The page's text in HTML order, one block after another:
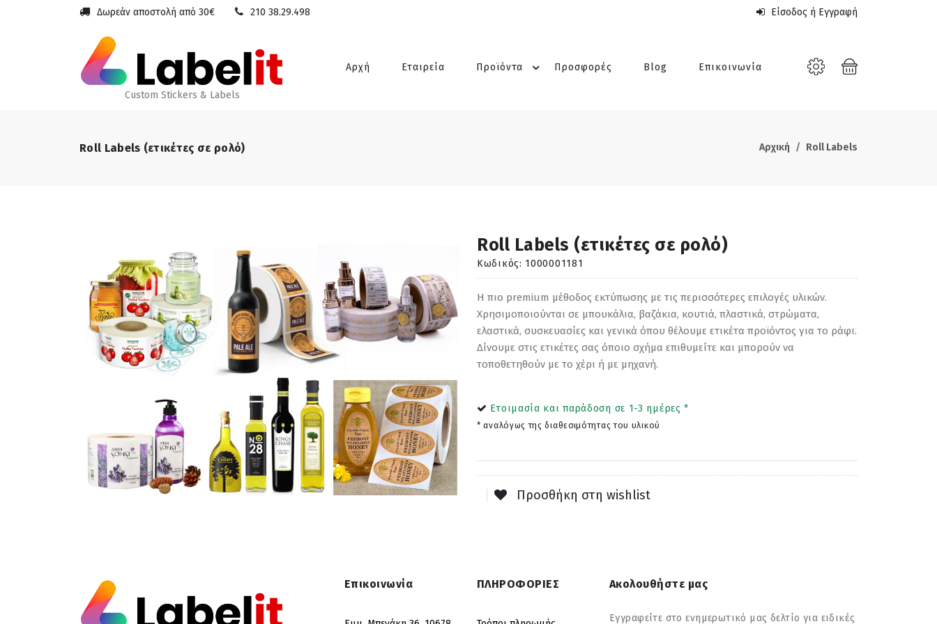
Δωρεάν αποστολή από 30€ 210 38.29.498 Είσοδος ή Εγγραφή
Custom Stickers & Labels
Αρχή Εταιρεία Προϊόντα Προσφορές Blog Επικοινωνία
Roll Labels (ετικέτες σε ρολό) Αρχική Roll Labels
Roll Labels (ετικέτες σε ρολό)
Κωδικός: 1000001181
Η πιο premium μέθοδος εκτύπωσης με τις περισσότερες επιλογές υλικών.
Χρησιμοποιούνται σε μπουκάλια, βαζάκια, κουτιά, πλαστικά, στρώματα,
ελαστικά, συσκευασίες και γενικά όπου θέλουμε ετικέτα προϊόντος για το ράφι.
Δίνουμε στις ετικέτες σας όποιο σχήμα επιθυμείτε και μπορούν να
τοποθετηθούν με το χέρι ή με μηχανή.
Ετοιμασία και παράδοση σε 1-3 ημέρες *
* αναλόγως της διαθεσιμότητας του υλικού
Προσθήκη στη wishlist
Επικοινωνία ΠΛΗΡΟΦΟΡΙΕΣ Ακολουθήστε μας
Εγγραφείτε στο ενημερωτικό μας δελτίο για ειδικές